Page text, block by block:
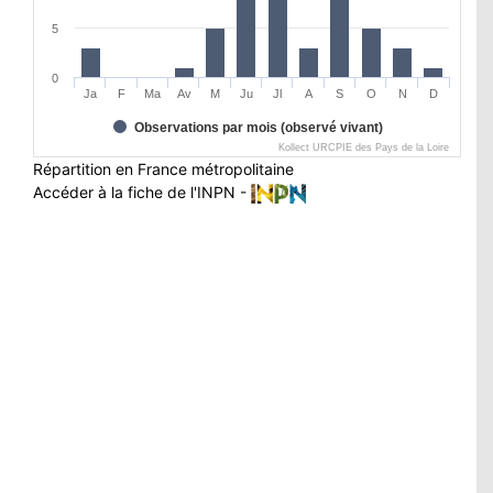
Observations par mois (observé vivant)
Ja F Ma Av M Ju Jl A S O N D
0
5
Kollect URCPIE des Pays de la Loire
Répartition en France métropolitaine
Accéder à la fiche de l'INPN -